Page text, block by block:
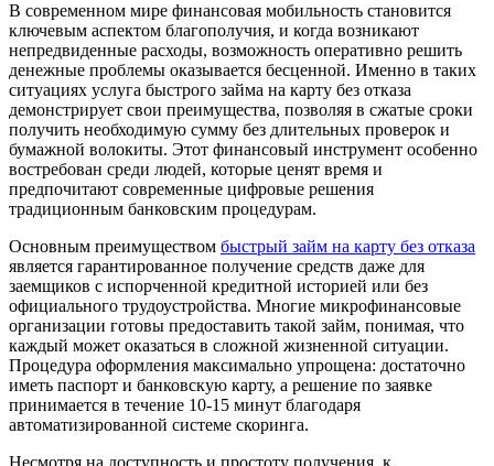
В современном мире финансовая мобильность становится
ключевым аспектом благополучия, и когда возникают
непредвиденные расходы, возможность оперативно решить
денежные проблемы оказывается бесценной. Именно в таких
ситуациях услуга быстрого займа на карту без отказа
демонстрирует свои преимущества, позволяя в сжатые сроки
получить необходимую сумму без длительных проверок и
бумажной волокиты. Этот финансовый инструмент особенно
востребован среди людей, которые ценят время и
предпочитают современные цифровые решения
традиционным банковским процедурам.
Основным преимуществом быстрый займ на карту без отказа
является гарантированное получение средств даже для
заемщиков с испорченной кредитной историей или без
официального трудоустройства. Многие микрофинансовые
организации готовы предоставить такой займ, понимая, что
каждый может оказаться в сложной жизненной ситуации.
Процедура оформления максимально упрощена: достаточно
иметь паспорт и банковскую карту, а решение по заявке
принимается в течение 10-15 минут благодаря
автоматизированной системе скоринга.